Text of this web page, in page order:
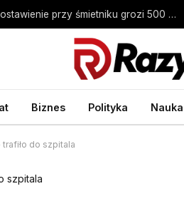
Gdzie wyrzucić stare meble? Za pozostawienie przy śmietniku grozi 500 zł mandatu – Biznes Wprost
Biznes Polityka Nauka
trafiło do szpitala